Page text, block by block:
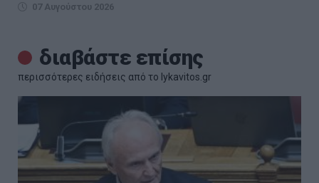
07 Αυγούστου 2026
διαβάστε επίσης
περισσότερες ειδήσεις από το lykavitos.gr